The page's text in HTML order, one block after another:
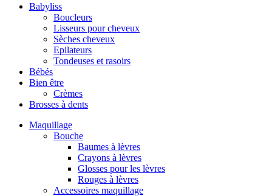
Babyliss
Boucleurs
Lisseurs pour cheveux
Sèches cheveux
Epilateurs
Tondeuses et rasoirs
Bébés
Bien être
Crèmes
Brosses à dents
Maquillage
Bouche
Baumes à lèvres
Crayons à lèvres
Glosses pour les lèvres
Rouges à lèvres
Accessoires maquillage